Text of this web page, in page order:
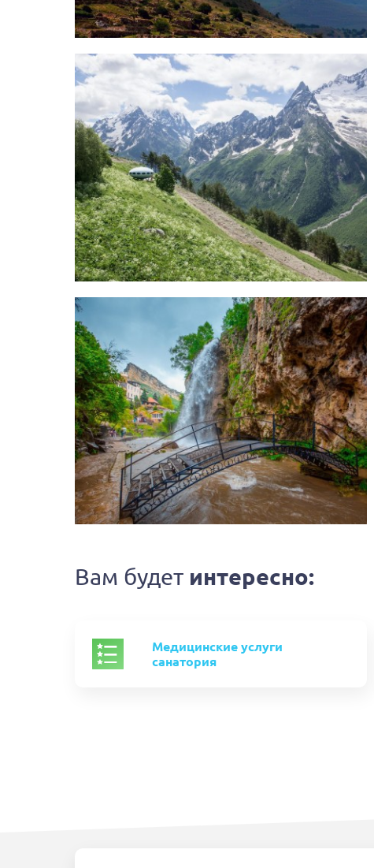
Вам будет интересно:
Медицинские услуги
санатория